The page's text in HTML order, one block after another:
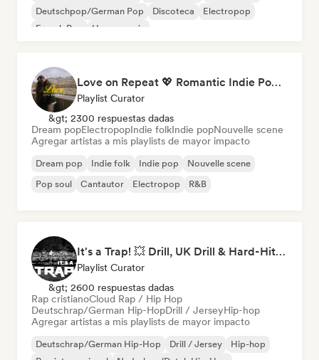
Deutschpop/German Pop
Discoteca
Electropop
French Pop
House music
Love on Repeat 💖 Romantic Indie Pop, Neo Soul & Singer-Songwriter
Playlist Curator
&gt; 2300 respuestas dadas
Dream popElectropopIndie folkIndie popNouvelle scene
Agregar artistas a mis playlists de mayor impacto
Dream pop Indie folk Indie pop
Nouvelle scene
Pop soul
Cantautor Electropop R&B
It's a Trap! 💥 Drill, UK Drill & Hard-Hitting Trap
Playlist Curator
&gt; 2600 respuestas dadas
Rap cristianoCloud Rap / Hip Hop
Deutschrap/German Hip-HopDrill / JerseyHip-hop
Agregar artistas a mis playlists de mayor impacto
Deutschrap/German Hip-Hop Drill / Jersey
Hip-hop